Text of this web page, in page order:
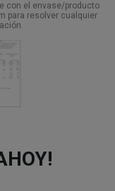
con el envase/producto
para resolver cualquier